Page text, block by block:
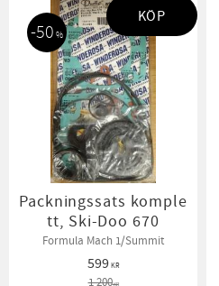
Packningssats komple
tt, Ski-Doo 670
Formula Mach 1/Summit
599KR
1 200
50 %
KÖP